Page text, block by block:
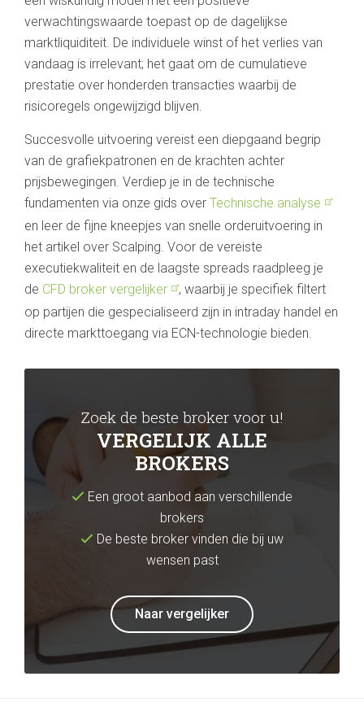
verwachtingswaarde toepast op de dagelijkse
marktliquiditeit. De individuele winst of het verlies van
vandaag is irrelevant; het gaat om de cumulatieve
prestatie over honderden transacties waarbij de
risicoregels ongewijzigd blijven.
Succesvolle uitvoering vereist een diepgaand begrip
van de grafiekpatronen en de krachten achter
prijsbewegingen. Verdiep je in de technische
fundamenten via onze gids over Technische analyse
en leer de fijne kneepjes van snelle orderuitvoering in
het artikel over Scalping. Voor de vereiste
executiekwaliteit en de laagste spreads raadpleeg je
de CFD broker vergelijker
, waarbij je specifiek filtert
op partijen die gespecialiseerd zijn in intraday handel en
directe markttoegang via ECN-technologie bieden.
Zoek de beste broker voor u!
VERGELIJK ALLE
BROKERS
Een groot aanbod aan verschillende
brokers
De beste broker vinden die bij uw
wensen past
Naar vergelijker